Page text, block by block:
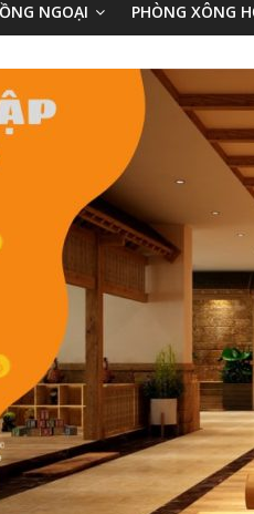
NGOẠI PHÒNG XÔNG